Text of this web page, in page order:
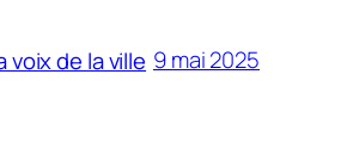
voix de la ville 9 mai 2025